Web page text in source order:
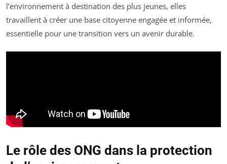
l’environnement à destination des plus jeunes, elles
travaillent à créer une base citoyenne engagée et informée,
essentielle pour une transition vers un avenir durable.
Le rôle des ONG dans la protection